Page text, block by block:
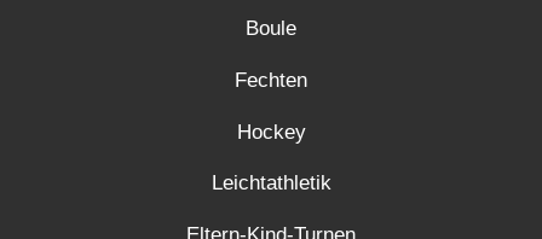
Boule
Fechten
Hockey
Leichtathletik